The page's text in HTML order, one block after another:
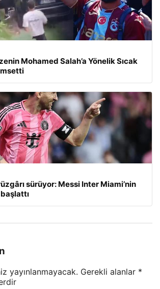
Mohamed Salah’a Yönelik Sıcak
sürüyor: Messi Inter Miami’nin
yayınlanmayacak. Gerekli alanlar *